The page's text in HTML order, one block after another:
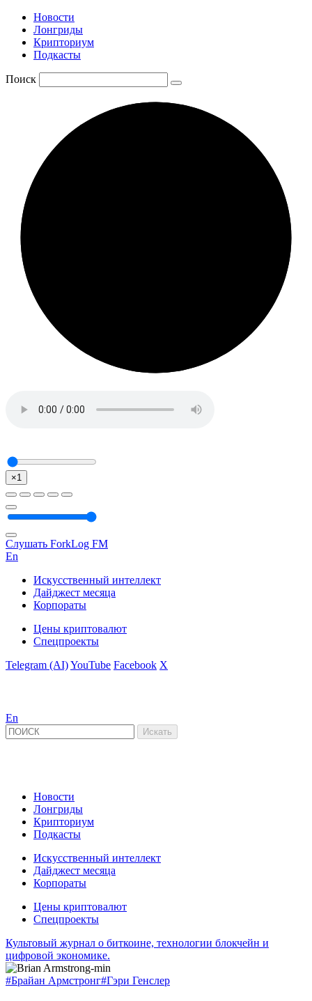
Новости
Лонгриды
Крипториум
Подкасты
Поиск
×1
Слушать ForkLog FM
En
Искусственный интеллект
Дайджест месяца
Корпораты
Цены криптовалют
Спецпроекты
Telegram (AI)YouTube Facebook X
En
Новости
Лонгриды
Крипториум
Подкасты
Искусственный интеллект
Дайджест месяца
Корпораты
Цены криптовалют
Спецпроекты
Культовый журнал о биткоине, технологии блокчейн и
цифровой экономике.
#Брайан Армстронг#Гэри Генслер